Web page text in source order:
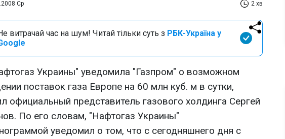
Ср 2 хв
витрачай час на шум! Читай тільки суть з РБК-Україна у
Украины" уведомила "Газпром" о возможном
поставок газа Европе на 60 млн куб. м в сутки,
официальный представитель газового холдинга Сергей
По его словам, "Нафтогаз Украины"
уведомил о том, что с сегодняшнего дня с